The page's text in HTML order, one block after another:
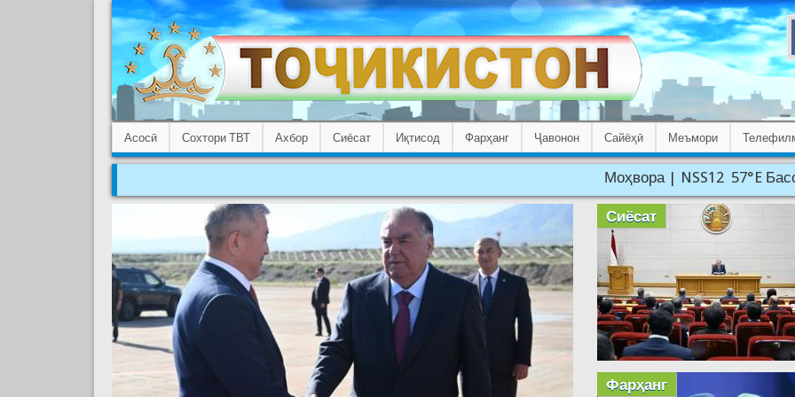
Асосӣ Сохтори ТВТ Ахбор Сиёсат Иқтисод Фарҳанг Ҷавонон Сайёҳӣ Меъмори
Моҳвора | NSS12 57°E Басомад: 11566
Сиёсат
Фарҳанг